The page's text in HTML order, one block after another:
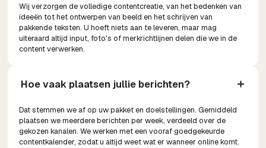
Wij verzorgen de volledige contentcreatie, van het bedenken van
ideeën tot het ontwerpen van beeld en het schrijven van
pakkende teksten. U hoeft niets aan te leveren, maar mag
uiteraard altijd input, foto's of merkrichtlijnen delen die we in de
content verwerken.
Hoe vaak plaatsen jullie berichten?
Dat stemmen we af op uw pakket en doelstellingen. Gemiddeld
plaatsen we meerdere berichten per week, verdeeld over de
gekozen kanalen. We werken met een vooraf goedgekeurde
contentkalender, zodat u altijd weet wat er wanneer online komt.